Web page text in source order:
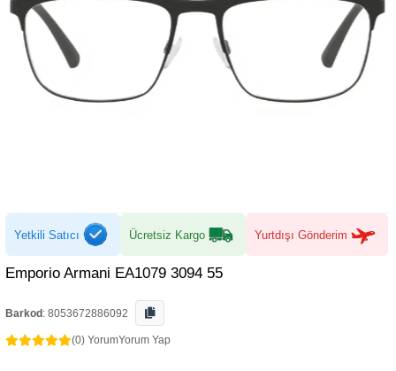
Yetkili Satıcı Ücretsiz Kargo Yurtdışı Gönderim
Emporio Armani EA1079 3094 55
Barkod : 8053672886092
(0) YorumYorum Yap